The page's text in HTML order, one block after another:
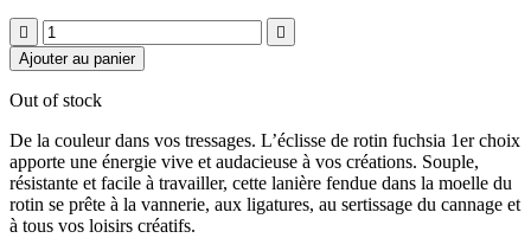


Ajouter au panier
Out of stock
De la couleur dans vos tressages. L’éclisse de rotin fuchsia 1er choix
apporte une énergie vive et audacieuse à vos créations. Souple,
résistante et facile à travailler, cette lanière fendue dans la moelle du
rotin se prête à la vannerie, aux ligatures, au sertissage du cannage et
à tous vos loisirs créatifs.